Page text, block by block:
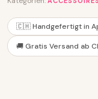
🇨🇭 Handgefertigt in
🚚 Gratis Versand ab